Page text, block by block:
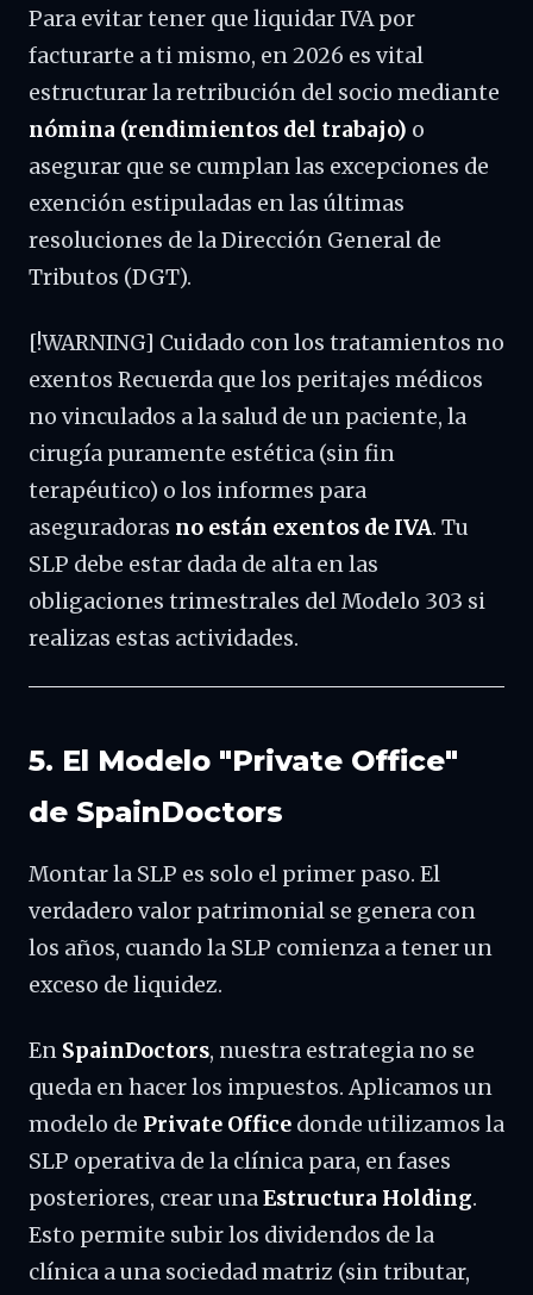
Para evitar tener que liquidar IVA por
facturarte a ti mismo, en 2026 es vital
estructurar la retribución del socio mediante
nómina (rendimientos del trabajo) o
asegurar que se cumplan las excepciones de
exención estipuladas en las últimas
resoluciones de la Dirección General de
Tributos (DGT).
[!WARNING] Cuidado con los tratamientos no
exentos Recuerda que los peritajes médicos
no vinculados a la salud de un paciente, la
cirugía puramente estética (sin fin
terapéutico) o los informes para
aseguradoras no están exentos de IVA. Tu
SLP debe estar dada de alta en las
obligaciones trimestrales del Modelo 303 si
realizas estas actividades.
5. El Modelo "Private Office"
de SpainDoctors
Montar la SLP es solo el primer paso. El
verdadero valor patrimonial se genera con
los años, cuando la SLP comienza a tener un
exceso de liquidez.
En SpainDoctors, nuestra estrategia no se
queda en hacer los impuestos. Aplicamos un
modelo de Private Office donde utilizamos la
SLP operativa de la clínica para, en fases
posteriores, crear unaEstructura Holding.
Esto permite subir los dividendos de la
clínica a una sociedad matriz (sin tributar,